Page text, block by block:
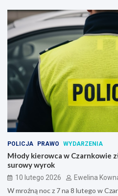
POLICJA PRAWO WYDARZENIA
Młody kierowca w Czarnkowie
surowy wyrok
10 lutego 2026 Ewelina
W mroźną noc z 7 na 8 lutego w